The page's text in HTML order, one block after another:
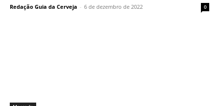
Redação Guia da Cerveja - 6 de dezembro de 2022 0